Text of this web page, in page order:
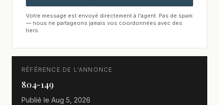
Votre message est envoyé directement à l'agent. Pas de spam
— nous ne partageons jamais vos coordonnées avec des
tiers.
RÉFÉRENCE DE L'ANNONCE
804-149
Publié le Aug 5, 2026